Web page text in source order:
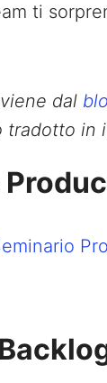
ti
dal
tradotto in